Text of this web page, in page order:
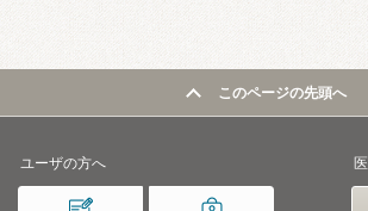
このページの先頭へ
ユーザの方へ